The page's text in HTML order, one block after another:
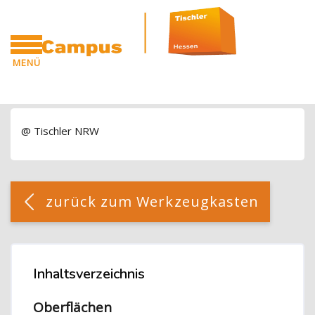
MENÜ
Zum Hauptinhalt
Blöcke
Blöcke
@ Tischler NRW
Blöcke
[Cocoon] Custom HTML überspringen
zurück zum Werkzeugkasten
Inhaltsverzeichnis überspringen
Inhaltsverzeichnis
Oberflächen